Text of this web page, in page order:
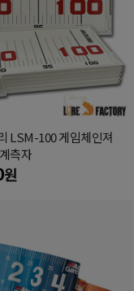
LSM-100 게임체인져
측자
원